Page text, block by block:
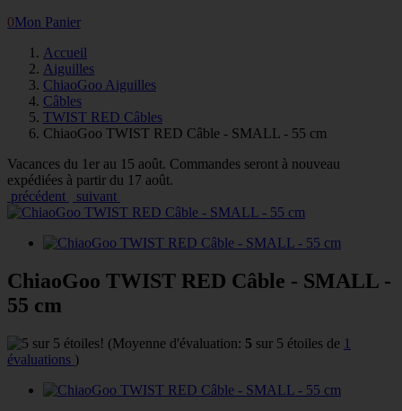
0Mon Panier
Accueil
Aiguilles
ChiaoGoo Aiguilles
Câbles
TWIST RED Câbles
ChiaoGoo TWIST RED Câble - SMALL - 55 cm
Vacances du 1er au 15 août. Commandes seront à nouveau
expédiées à partir du 17 août.
précédent
suivant
ChiaoGoo TWIST RED Câble - SMALL -
55 cm
(Moyenne d'évaluation: 5 sur 5 étoiles de 1
évaluations )